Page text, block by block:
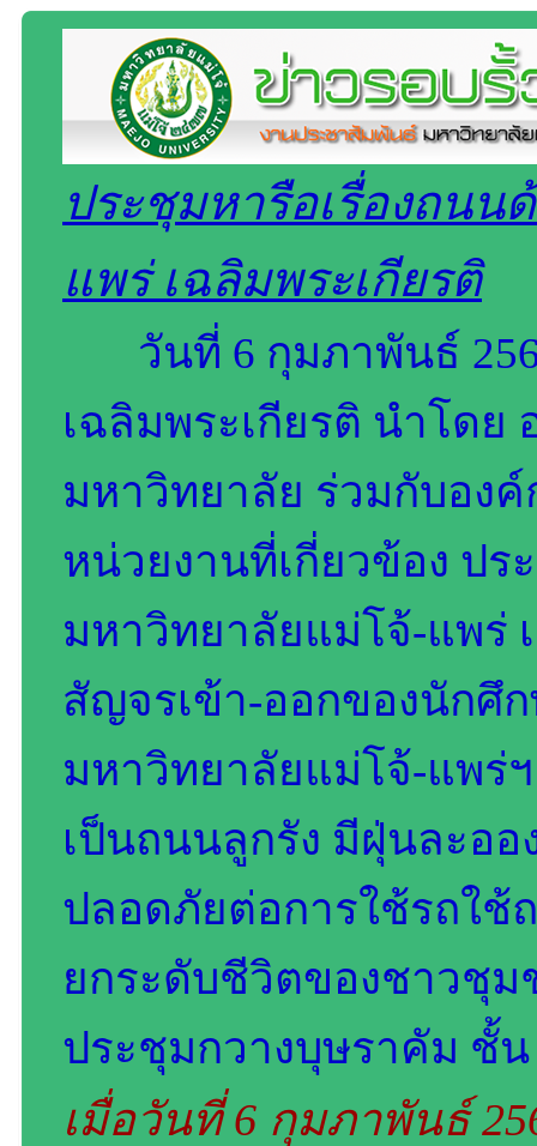
ประชุมหารือเรื่องถน
แพร่ เฉลิมพระเกียรติ
วันที่ 6 กุมภาพันธ์
เฉลิมพระเกียรติ นำโด
มหาวิทยาลัย ร่วมกับอง
หน่วยงานที่เกี่ยวข้อง ปร
มหาวิทยาลัยแม่โจ้-แพร่
สัญจรเข้า-ออกของนักศึ
มหาวิทยาลัยแม่โจ้-แพร่
เป็นถนนลูกรัง มีฝุ่นละออ
ปลอดภัยต่อการใช้รถใช้
ยกระดับชีวิตของชาวชุ
ประชุมกวางบุษราคัม ชั้
เมื่อวันที่ 6 กุมภาพันธ์